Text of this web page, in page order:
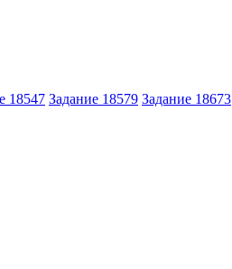
18547 Задание 18579 Задание 18673